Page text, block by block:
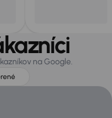
na Google.